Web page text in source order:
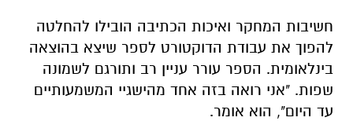
חשיבות המחקר ואיכות הכתיבה הובילו להחלטה
להפוך את עבודת הדוקטורט לספר שיצא בהוצאה
בינלאומית. הספר עורר עניין רב ותורגם לשמונה
שפות. "אני רואה בזה אחד מהישגיי המשמעותיים
עד היום", הוא אומר.